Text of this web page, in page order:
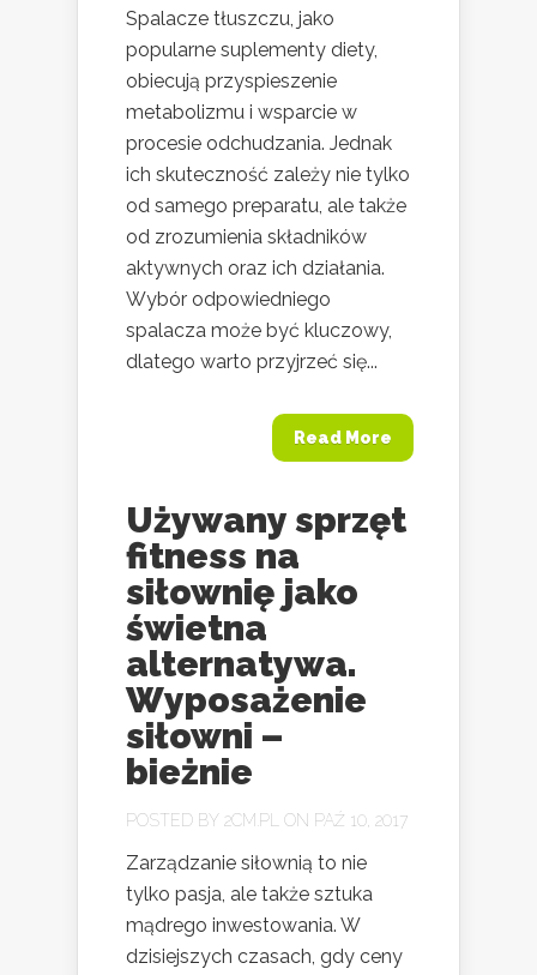
Spalacze tłuszczu, jako
popularne suplementy diety,
obiecują przyspieszenie
metabolizmu i wsparcie w
procesie odchudzania. Jednak
ich skuteczność zależy nie tylko
od samego preparatu, ale także
od zrozumienia składników
aktywnych oraz ich działania.
Wybór odpowiedniego
spalacza może być kluczowy,
dlatego warto przyjrzeć się...
Read More
Używany sprzęt
fitness na
siłownię jako
świetna
alternatywa.
Wyposażenie
siłowni –
bieżnie
POSTED BY 2CM.PL ON PAŹ 10, 2017
Zarządzanie siłownią to nie
tylko pasja, ale także sztuka
mądrego inwestowania. W
dzisiejszych czasach, gdy ceny